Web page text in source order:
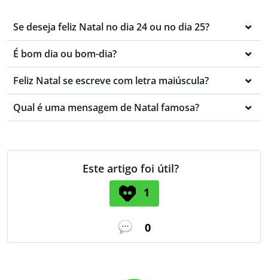
Se deseja feliz Natal no dia 24 ou no dia 25?
É bom dia ou bom-dia?
Feliz Natal se escreve com letra maiúscula?
Qual é uma mensagem de Natal famosa?
Este artigo foi útil?
1
0